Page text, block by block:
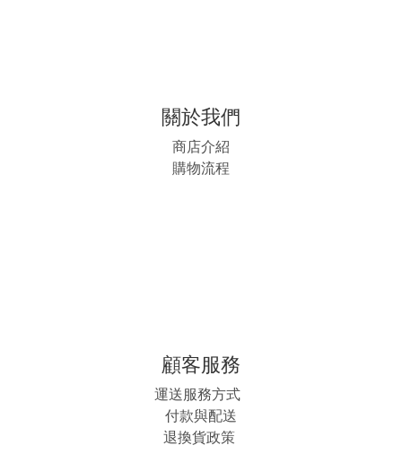
關於我們
商店介紹
購物流程
顧客服務
運送服務方式
付款與配送
退換貨政策